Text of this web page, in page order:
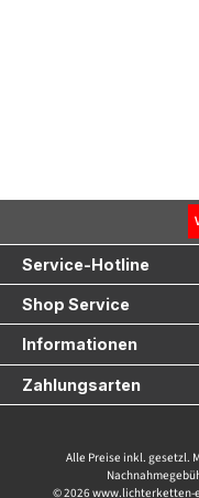
Service-Hotline
Shop Service
Informationen
Zahlungsarten
Alle Preise inkl. gesetzl.
© 2026 www.lichterketten-